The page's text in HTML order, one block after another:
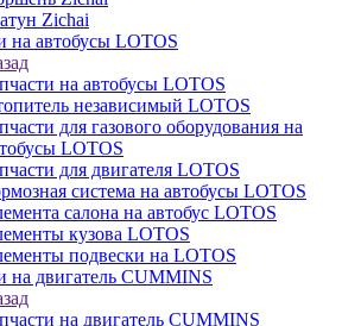
Zichai
на автобусы LOTOS
на автобусы LOTOS
независимый LOTOS
для газового оборудования на
LOTOS
для двигателя LOTOS
система на автобусы LOTOS
салона на автобус LOTOS
кузова LOTOS
подвески на LOTOS
на двигатель CUMMINS
на двигатель CUMMINS